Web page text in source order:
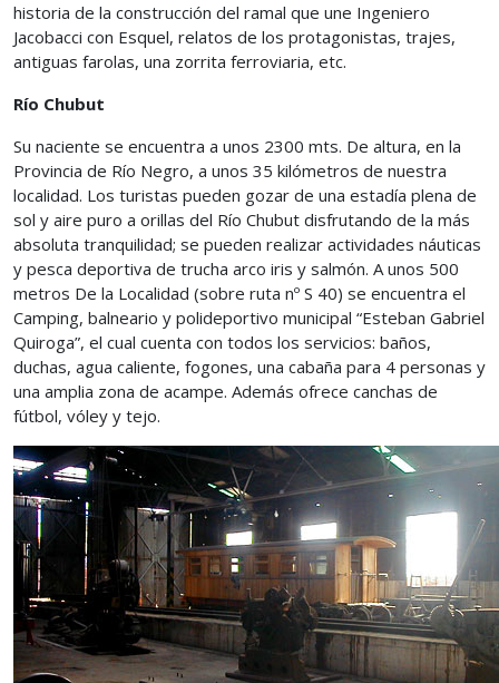
historia de la construcción del ramal que une Ingeniero
Jacobacci con Esquel, relatos de los protagonistas, trajes,
antiguas farolas, una zorrita ferroviaria, etc.
Río Chubut
Su naciente se encuentra a unos 2300 mts. De altura, en la
Provincia de Río Negro, a unos 35 kilómetros de nuestra
localidad. Los turistas pueden gozar de una estadía plena de
sol y aire puro a orillas del Río Chubut disfrutando de la más
absoluta tranquilidad; se pueden realizar actividades náuticas
y pesca deportiva de trucha arco iris y salmón. A unos 500
metros De la Localidad (sobre ruta nº S 40) se encuentra el
Camping, balneario y polideportivo municipal “Esteban Gabriel
Quiroga”, el cual cuenta con todos los servicios: baños,
duchas, agua caliente, fogones, una cabaña para 4 personas y
una amplia zona de acampe. Además ofrece canchas de
fútbol, vóley y tejo.